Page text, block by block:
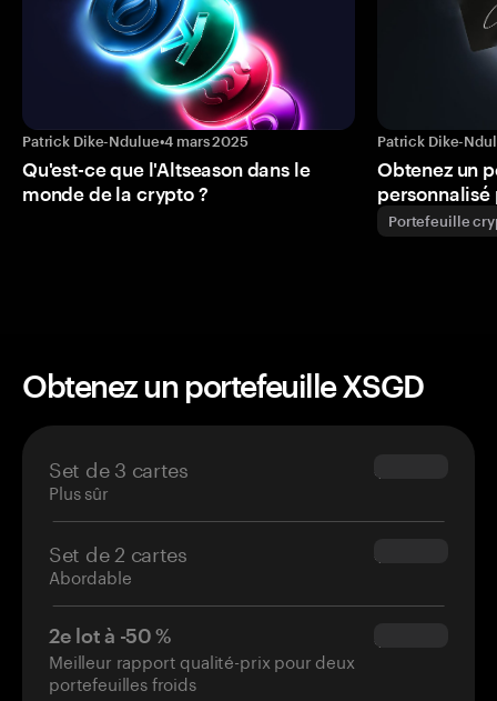
Patrick Dike-Ndulue•4 mars 2025
Qu'est-ce que l'Altseason dans le
monde de la crypto ?
Patrick Dike-
Obtenez un
personnalisé
Portefeuille
Obtenez un portefeuille XSGD
Set de 3 cartes
Plus sûr
$69.90
Set de 2 cartes
Abordable
$54.90
2e lot à -50 %
Meilleur rapport qualité-prix pour deux
portefeuilles froids
$34.95